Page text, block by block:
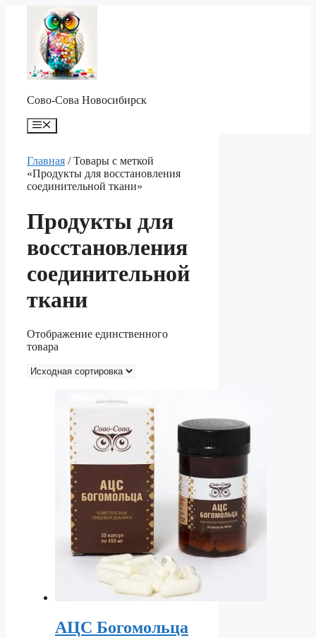
содержимому
Сово-Сова Новосибирск
Меню
Главная / Товары с меткой
«Продукты для восстановления
соединительной ткани»
Продукты для
восстановления
соединительной
ткани
Отображение единственного
товара
АЦС Богомольца